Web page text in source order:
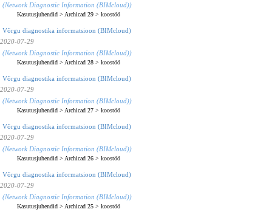
(Network Diagnostic Information (BIMcloud))
Kasutusjuhendid > Archicad 29 > koostöö
Võrgu diagnostika informatsioon (BIMcloud)
2020-07-29
(Network Diagnostic Information (BIMcloud))
Kasutusjuhendid > Archicad 28 > koostöö
Võrgu diagnostika informatsioon (BIMcloud)
2020-07-29
(Network Diagnostic Information (BIMcloud))
Kasutusjuhendid > Archicad 27 > koostöö
Võrgu diagnostika informatsioon (BIMcloud)
2020-07-29
(Network Diagnostic Information (BIMcloud))
Kasutusjuhendid > Archicad 26 > koostöö
Võrgu diagnostika informatsioon (BIMcloud)
2020-07-29
(Network Diagnostic Information (BIMcloud))
Kasutusjuhendid > Archicad 25 > koostöö